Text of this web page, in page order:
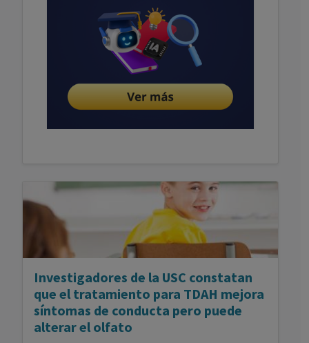
Investigadores de la USC constatan
que el tratamiento para TDAH mejora
síntomas de conducta pero puede
alterar el olfato